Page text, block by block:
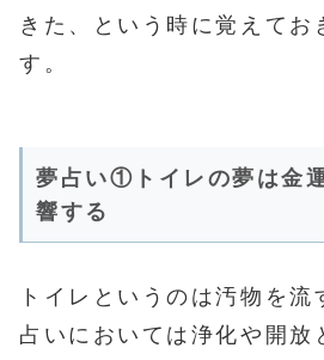
きた、という時に覚えてお
す。
夢占い①トイレの夢は金
響する
トイレというのは汚物を流
占いにおいては浄化や開放